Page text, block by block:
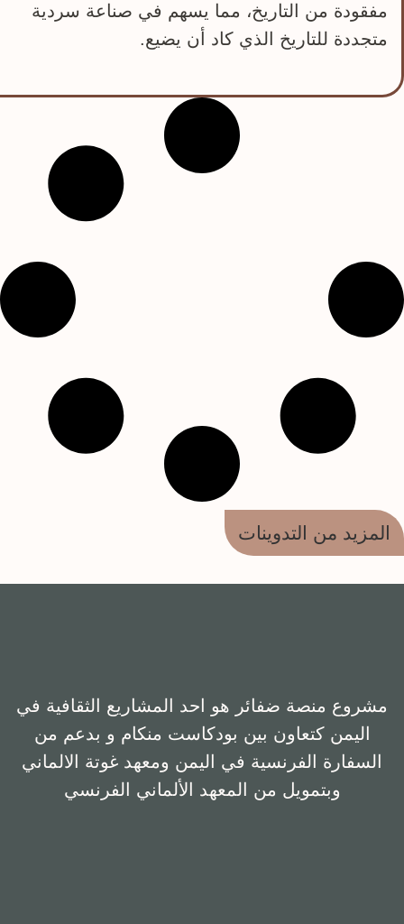
مفقودة من التاريخ، مما يسهم في صناعة سردية
متجددة للتاريخ الذي كاد أن يضيع.
المزيد من التدوينات
مشروع منصة ضفائر هو احد المشاريع الثقافية في
اليمن كتعاون بين بودكاست منكام و بدعم من
السفارة الفرنسية في اليمن ومعهد غوتة الالماني
وبتمويل من المعهد الألماني الفرنسي